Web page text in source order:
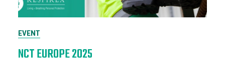
EVENT
NCT EUROPE 2025